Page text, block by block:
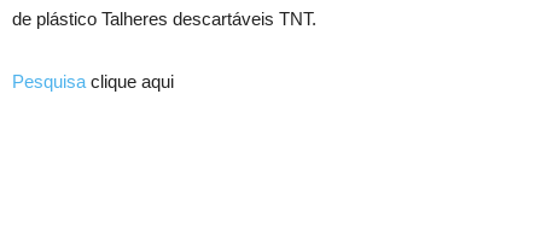
de plástico Talheres descartáveis TNT.
Pesquisa clique aqui